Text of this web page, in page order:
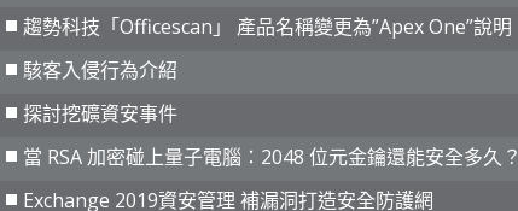
趨勢科技「Officescan」 產品名稱變更為”Apex One”說明
駭客入侵行為介紹
探討挖礦資安事件
當 RSA 加密碰上量子電腦：2048 位元金鑰還能安全多久？
Exchange 2019資安管理 補漏洞打造安全防護網